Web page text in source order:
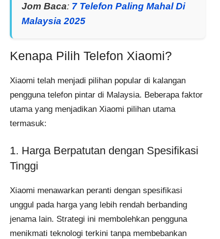
Jom Baca: 7 Telefon Paling Mahal Di
Malaysia 2025
Kenapa Pilih Telefon Xiaomi?
Xiaomi telah menjadi pilihan popular di kalangan
pengguna telefon pintar di Malaysia. Beberapa faktor
utama yang menjadikan Xiaomi pilihan utama
termasuk:
1. Harga Berpatutan dengan Spesifikasi
Tinggi
Xiaomi menawarkan peranti dengan spesifikasi
unggul pada harga yang lebih rendah berbanding
jenama lain. Strategi ini membolehkan pengguna
menikmati teknologi terkini tanpa membebankan